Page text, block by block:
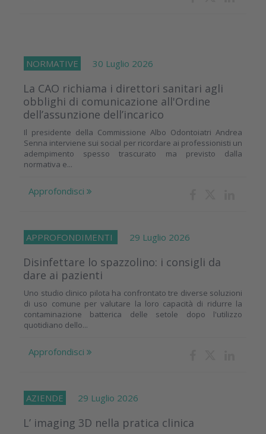
NORMATIVE 30 Luglio 2026
La CAO richiama i direttori sanitari agli
obblighi di comunicazione all'Ordine
dell’assunzione dell’incarico
Il presidente della Commissione Albo Odontoiatri Andrea
Senna interviene sui social per ricordare ai professionisti un
adempimento spesso trascurato ma previsto dalla
normativa e...
Approfondisci
APPROFONDIMENTI 29 Luglio 2026
Disinfettare lo spazzolino: i consigli da
dare ai pazienti
Uno studio clinico pilota ha confrontato tre diverse soluzioni
di uso comune per valutare la loro capacità di ridurre la
contaminazione batterica delle setole dopo l'utilizzo
quotidiano dello...
Approfondisci
AZIENDE 29 Luglio 2026
L’ imaging 3D nella pratica clinica